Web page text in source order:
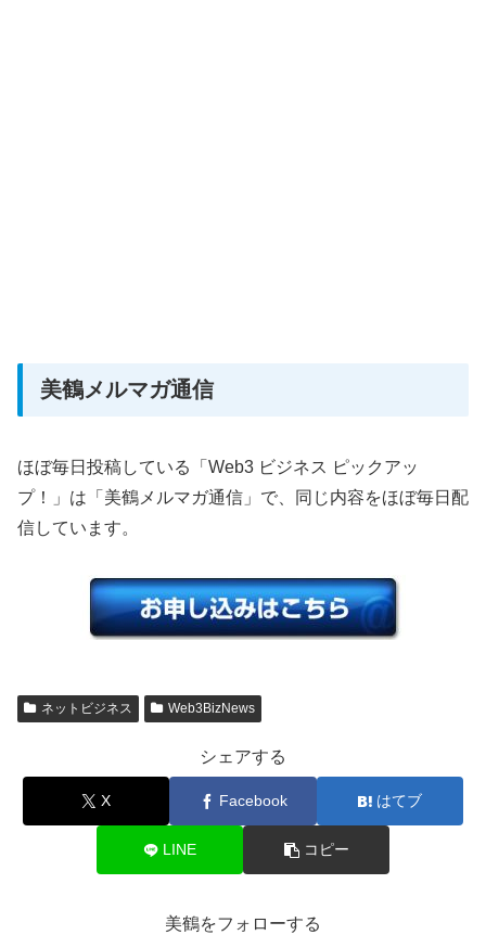
美鶴メルマガ通信
ほぼ毎日投稿している「Web3 ビジネス ピックアッ
プ！」は「美鶴メルマガ通信」で、同じ内容をほぼ毎日配
信しています。
ネットビジネス Web3BizNews
シェアする
X Facebook はてブ
LINE コピー
美鶴をフォローする